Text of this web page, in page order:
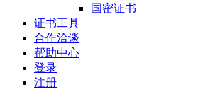
国密证书
证书工具
合作洽谈
帮助中心
登录
注册